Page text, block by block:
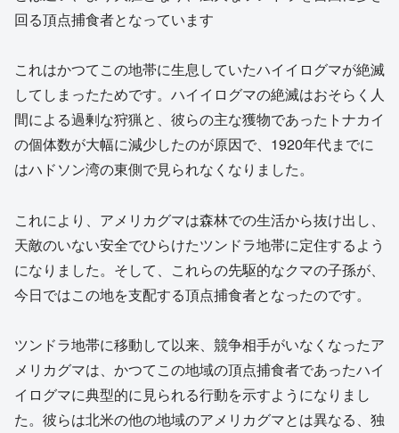
回る頂点捕食者となっています
これはかつてこの地帯に生息していたハイイログマが絶滅
してしまったためです。ハイイログマの絶滅はおそらく人
間による過剰な狩猟と、彼らの主な獲物であったトナカイ
の個体数が大幅に減少したのが原因で、1920年代までに
はハドソン湾の東側で見られなくなりました。
これにより、アメリカグマは森林での生活から抜け出し、
天敵のいない安全でひらけたツンドラ地帯に定住するよう
になりました。そして、これらの先駆的なクマの子孫が、
今日ではこの地を支配する頂点捕食者となったのです。
ツンドラ地帯に移動して以来、競争相手がいなくなったア
メリカグマは、かつてこの地域の頂点捕食者であったハイ
イログマに典型的に見られる行動を示すようになりまし
た。彼らは北米の他の地域のアメリカグマとは異なる、独